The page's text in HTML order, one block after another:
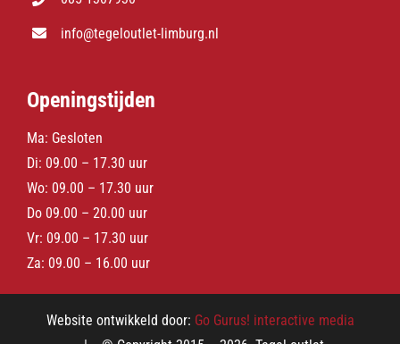
info@tegeloutlet-limburg.nl
Openingstijden
Ma: Gesloten
Di: 09.00 – 17.30 uur
Wo: 09.00 – 17.30 uur
Do 09.00 – 20.00 uur
Vr: 09.00 – 17.30 uur
Za: 09.00 – 16.00 uur
Website ontwikkeld door: Go Gurus! interactive media